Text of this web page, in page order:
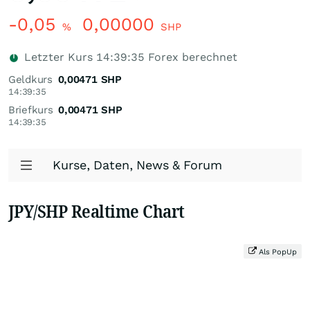
-0,05 % 0,00000 SHP
Letzter Kurs 14:39:35 Forex berechnet
Geldkurs
14:39:35
0,00471 SHP
Briefkurs
14:39:35
0,00471 SHP
Kurse, Daten, News & Forum
JPY/SHP Realtime Chart
Als PopUp